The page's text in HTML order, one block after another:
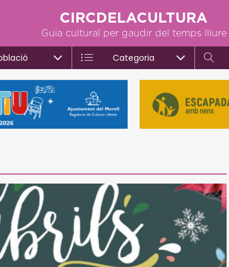
CIRCDELACULTURA
Guia cultural per gaudir del temps lliure
Categoria